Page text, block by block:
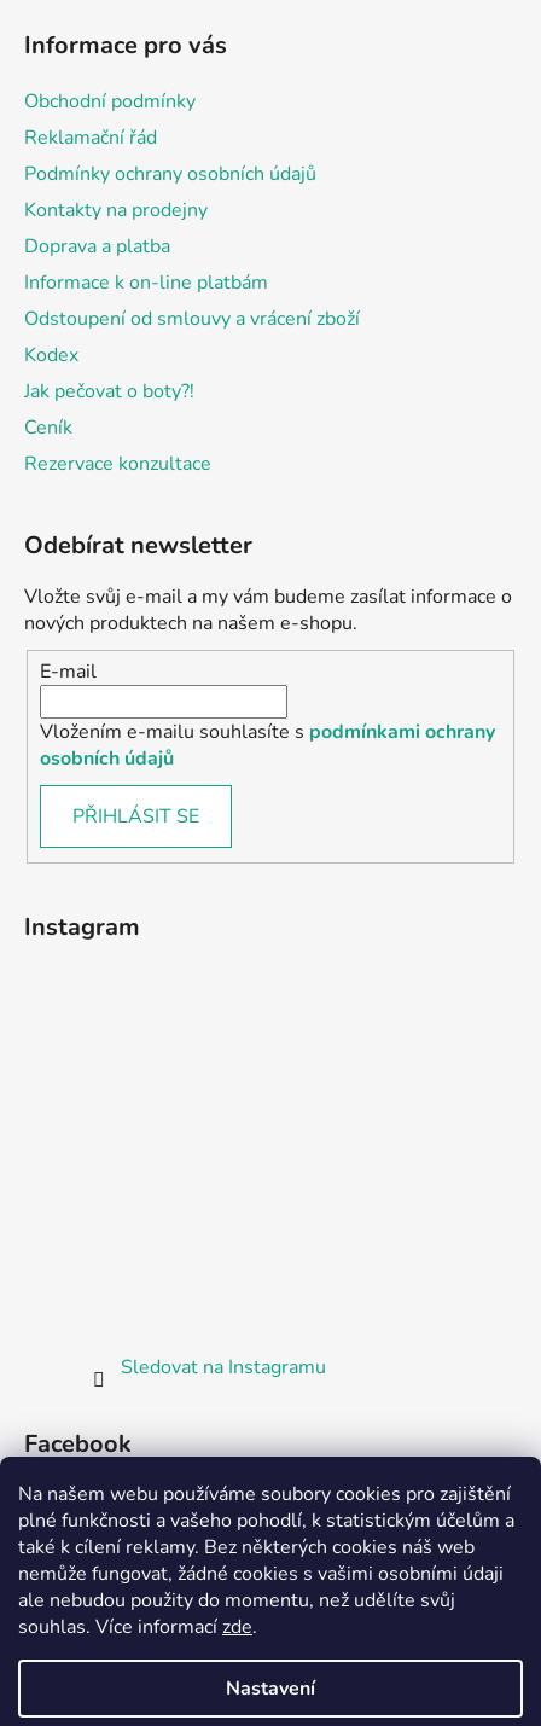
Na našem webu používáme soubory cookies pro zajištění
plné funkčnosti a vašeho pohodlí, k statistickým účelům a
také k cílení reklamy. Bez některých cookies náš web
nemůže fungovat, žádné cookies s vašimi osobními údaji
ale nebudou použity do momentu, než udělíte svůj
souhlas. Více informacízde.
Nastavení
Informace pro vás
Obchodní podmínky
Reklamační řád
Podmínky ochrany osobních údajů
Kontakty na prodejny
Doprava a platba
Informace k on-line platbám
Odstoupení od smlouvy a vrácení zboží
Kodex
Jak pečovat o boty?!
Ceník
Rezervace konzultace
Odebírat newsletter
Vložte svůj e-mail a my vám budeme zasílat informace o
nových produktech na našem e-shopu.
E-mail
Vložením e-mailu souhlasíte s podmínkami ochrany
osobních údajů
PŘIHLÁSIT SE
Instagram
Sledovat na Instagramu
Facebook
Partnerská prodejna Barefoot Plzeň